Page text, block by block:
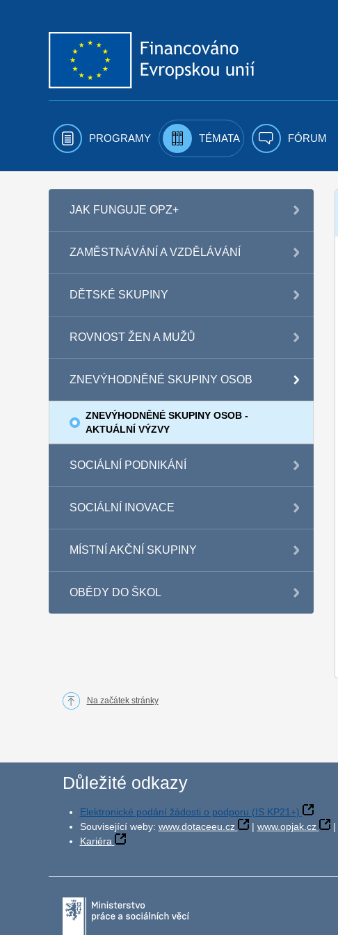
PROGRAMY TÉMATA FÓRUM
JAK FUNGUJE OPZ+
ZAMĚSTNÁVÁNÍ A VZDĚLÁVÁNÍ
DĚTSKÉ SKUPINY
ROVNOST ŽEN A MUŽŮ
ZNEVÝHODNĚNÉ SKUPINY OSOB
ZNEVÝHODNĚNÉ SKUPINY OSOB -
AKTUÁLNÍ VÝZVY
SOCIÁLNÍ PODNIKÁNÍ
SOCIÁLNÍ INOVACE
MÍSTNÍ AKČNÍ SKUPINY
OBĚDY DO ŠKOL
Na začátek stránky
Důležité odkazy
Elektronické podání žádosti o podporu (IS KP21+)
Související weby: www.dotaceeu.cz | www.opjak.cz |
Kariéra